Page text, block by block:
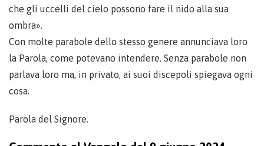
che gli uccelli del cielo possono fare il nido alla sua
ombra».
Con molte parabole dello stesso genere annunciava loro
la Parola, come potevano intendere. Senza parabole non
parlava loro ma, in privato, ai suoi discepoli spiegava ogni
cosa.
Parola del Signore.